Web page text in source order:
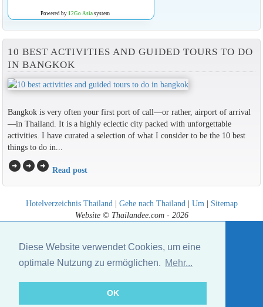
Diese Website verwendet Cookies, um eine
optimale Nutzung zu ermöglichen. Mehr...
OK
Powered by 12Go Asiasystem
10 BEST ACTIVITIES AND GUIDED TOURS TO DO
IN BANGKOK
Bangkok is very often your first port of call—or rather, airport of arrival
—in Thailand. It is a highly eclectic city packed with unforgettable
activities. I have curated a selection of what I consider to be the 10 best
things to do in...
arrow_circle_rightarrow_circle_rightarrow_circle_right Read post
Hotelverzeichnis Thailand | Gehe nach Thailand | Um | Sitemap
Website © Thailandee.com - 2026